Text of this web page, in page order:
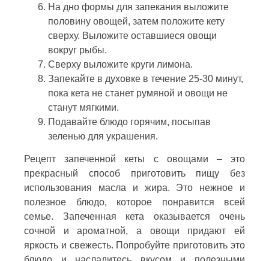
На дно формы для запекания выложите
половину овощей, затем положите кету
сверху. Выложите оставшиеся овощи
вокруг рыбы.
Сверху выложите круги лимона.
Запекайте в духовке в течение 25-30 минут,
пока кета не станет румяной и овощи не
станут мягкими.
Подавайте блюдо горячим, посыпав
зеленью для украшения.
Рецепт запеченной кеты с овощами – это
прекрасный способ приготовить пищу без
использования масла и жира. Это нежное и
полезное блюдо, которое понравится всей
семье. Запеченная кета оказывается очень
сочной и ароматной, а овощи придают ей
яркость и свежесть. Попробуйте приготовить это